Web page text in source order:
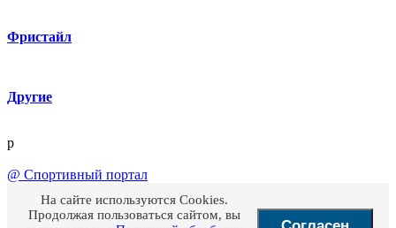
Фристайл
Другие
p
@ Спортивный портал
На сайте используются Cookies.
Продолжая пользоваться сайтом, вы